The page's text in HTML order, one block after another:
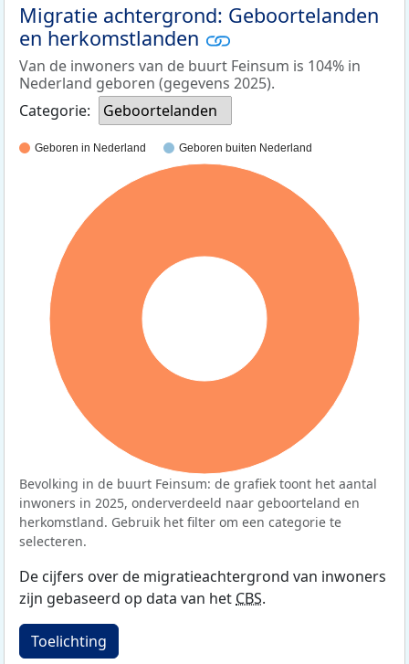
Migratie achtergrond: Geboortelanden
en herkomstlanden
Van de inwoners van de buurt Feinsum is 104% in
Nederland geboren (gegevens 2025).
Categorie:
Geboortelanden
Geboren in Nederland Geboren buiten Nederland
Bevolking in de buurt Feinsum: de grafiek toont het aantal
inwoners in 2025, onderverdeeld naar geboorteland en
herkomstland. Gebruik het filter om een categorie te
selecteren.
De cijfers over de migratieachtergrond van inwoners
zijn gebaseerd op data van het CBS.
Toelichting